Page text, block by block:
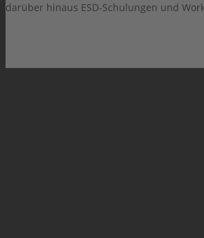
darüber hinaus ESD-Schulungen und